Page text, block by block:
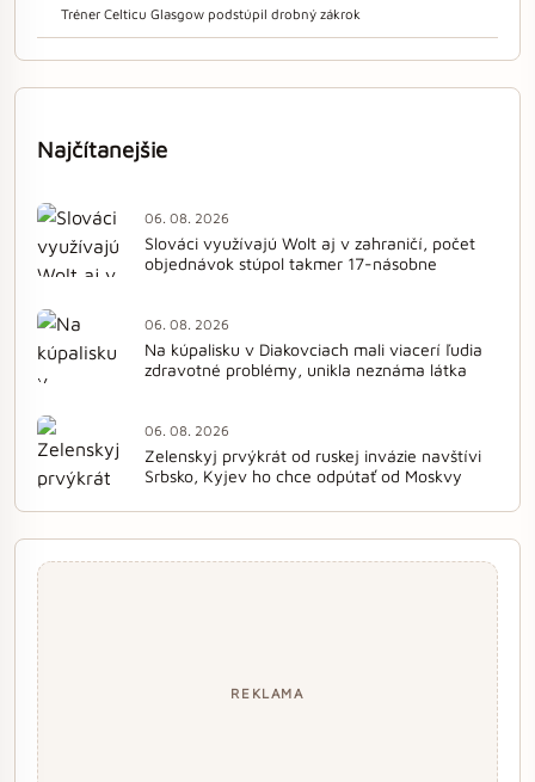
Tréner Celticu Glasgow podstúpil drobný zákrok
Najčítanejšie
06. 08. 2026
Slováci využívajú Wolt aj v zahraničí, počet
objednávok stúpol takmer 17-násobne
06. 08. 2026
Na kúpalisku v Diakovciach mali viacerí ľudia
zdravotné problémy, unikla neznáma látka
06. 08. 2026
Zelenskyj prvýkrát od ruskej invázie navštívi
Srbsko, Kyjev ho chce odpútať od Moskvy
REKLAMA